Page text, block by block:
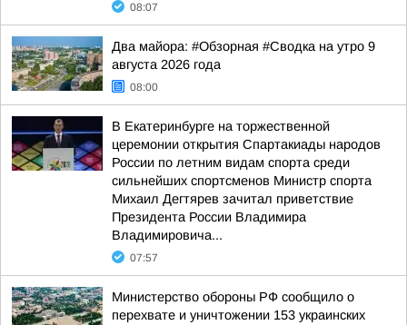
08:07
Два майора: #Обзорная #Сводка на утро 9
августа 2026 года
08:00
В Екатеринбурге на торжественной
церемонии открытия Спартакиады народов
России по летним видам спорта среди
сильнейших спортсменов Министр спорта
Михаил Дегтярев зачитал приветствие
Президента России Владимира
Владимировича...
07:57
Министерство обороны РФ сообщило о
перехвате и уничтожении 153 украинских